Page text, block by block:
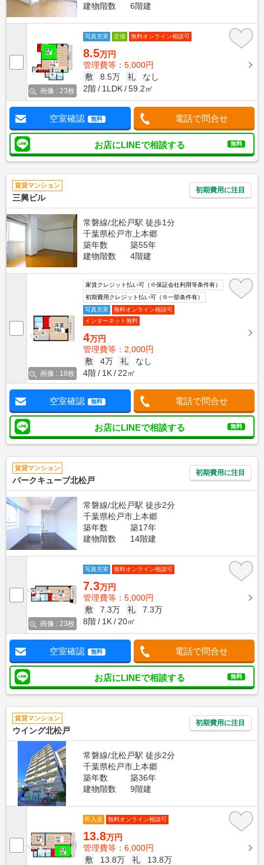
建物階数
6階建
画像 : 23枚
写真充実 定借 無料オンライン相談可
8.5万円
管理費等：5,000円
敷
8.5万 礼
なし
2階
1LDK 59.2㎡
空室確認 無料 電話で問合せ
お店にLINEで相談する 無料
賃貸マンション
三興ビル
初期費用に注目
常磐線/北松戸駅 徒歩1分
千葉県松戸市上本郷
築年数
築55年
建物階数
4階建
画像 : 18枚
家賃クレジット払い可（※保証会社利用等条件有）
初期費用クレジット払い可（※一部条件有）
写真充実
無料オンライン相談可
インターネット無料
4万円
管理費等：2,000円
敷
4万 礼
なし
4階
1K 22㎡
空室確認 無料 電話で問合せ
お店にLINEで相談する 無料
賃貸マンション
パークキューブ北松戸
初期費用に注目
常磐線/北松戸駅 徒歩2分
千葉県松戸市上本郷
築年数
築17年
建物階数
14階建
画像 : 23枚
写真充実 無料オンライン相談可
7.3万円
管理費等：5,000円
敷
7.3万 礼
7.3万
8階
1K 20㎡
空室確認 無料 電話で問合せ
お店にLINEで相談する 無料
賃貸マンション
ウイング北松戸
初期費用に注目
常磐線/北松戸駅 徒歩2分
千葉県松戸市上本郷
築年数
築36年
建物階数
9階建
即入居 無料オンライン相談可
13.8万円
管理費等：6,000円
敷
13.8万 礼
13.8万